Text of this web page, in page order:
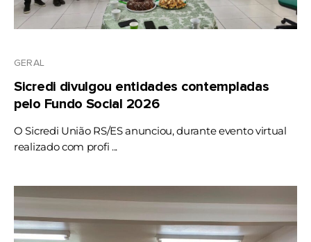
GERAL
Sicredi divulgou entidades contempladas
pelo Fundo Social 2026
O Sicredi União RS/ES anunciou, durante evento virtual
realizado com profi ...